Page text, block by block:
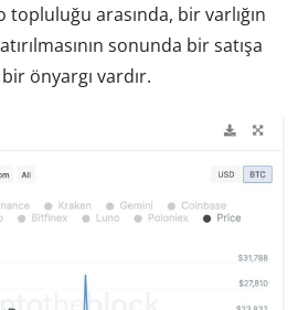
arasında, bir varlığın
sonunda bir satışa
önyargı vardır.